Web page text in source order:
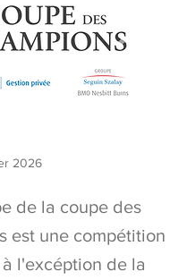
2026
de la coupe des
est une compétition
l'excéption de la